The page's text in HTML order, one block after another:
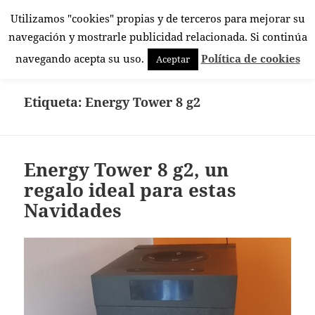
El Rincón Androide
MENÚ
Y
Etiqueta:Energy Tower 8 g2
Energy Tower 8 g2, un
regalo ideal para estas
Navidades
Utilizamos "cookies" propias y de terceros para mejorar su
navegación y mostrarle publicidad relacionada. Si continúa
navegando acepta su uso.
Aceptar Política de cookies